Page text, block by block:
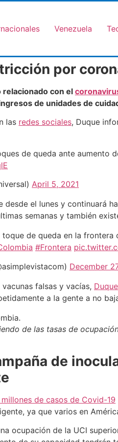
Venezuela
por
con el
de unidades de
las redes sociales, Duque
de queda ante aumento
April 5, 2021
el lunes y continuará
semanas y también
de queda en la
#Frontera
December
falsas y vacías,
a la gente a no
de las tasas de
de
de casos de Covid-19
ya que varios en
ocupación de la UCI